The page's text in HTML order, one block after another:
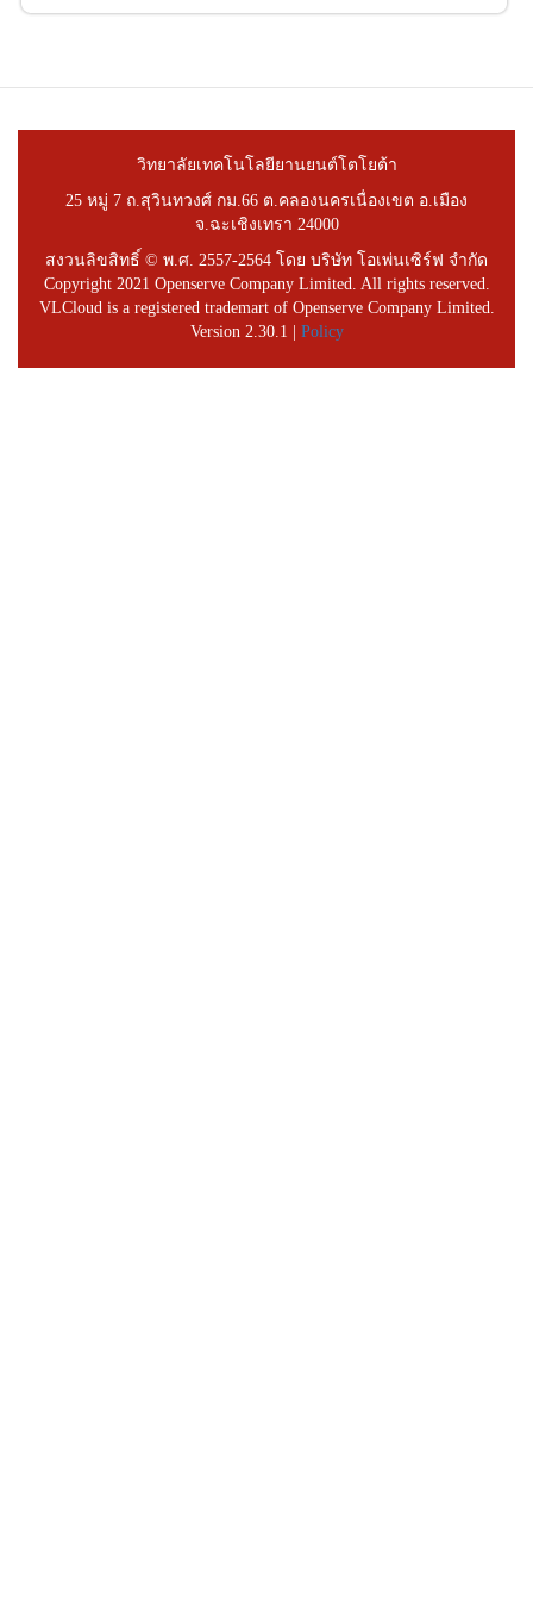
วิทยาลัยเทคโนโลยียานยนต์โตโยต้า
25 หมู่ 7 ถ.สุวินทวงศ์ กม.66 ต.คลองนครเนื่องเขต อ.เมือง
จ.ฉะเชิงเทรา 24000
สงวนลิขสิทธิ์ © พ.ศ. 2557-2564 โดย บริษัท โอเพ่นเซิร์ฟ จำกัด
Copyright 2021 Openserve Company Limited. All rights reserved.
VLCloud is a registered trademart of Openserve Company Limited.
Version 2.30.1 | Policy